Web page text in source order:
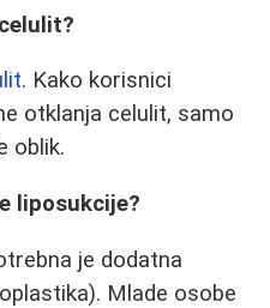
. Kako korisnici
otklanja celulit, samo
oblik.
liposukcije?
je dodatna
Mlade osobe